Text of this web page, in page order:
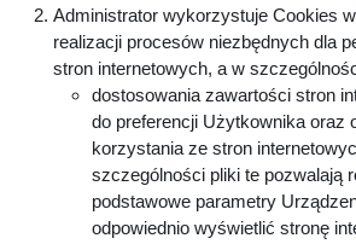
Administrator wykorzystuje Cookies
realizacji procesów niezbędnych dla
stron internetowych, a w
dostosowania zawartości stron
do preferencji Użytkownika oraz
korzystania ze stron
szczególności pliki te pozwalają
podstawowe parametry
odpowiednio wyświetlić stronę